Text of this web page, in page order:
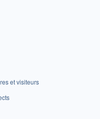
et visiteurs